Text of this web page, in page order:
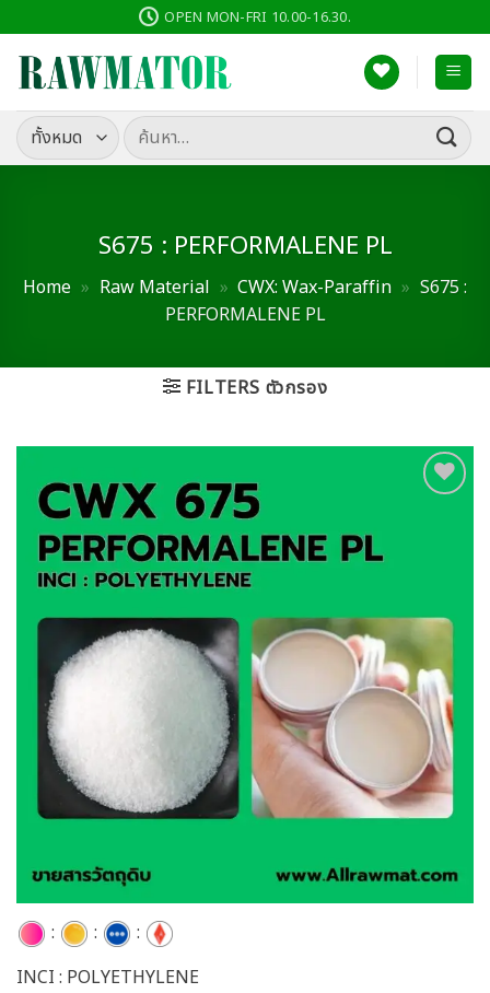
ไป
เนื้อหา
OPEN MON-FRI 10.00-16.30.
ค้นหา:
S675 : PERFORMALENE PL
Home » Raw Material » CWX: Wax-Paraffin » S675 :
PERFORMALENE PL
FILTERS ตัวกรอง
: :
:
INCI : POLYETHYLENE